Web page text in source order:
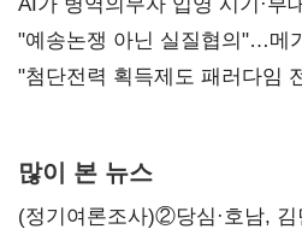
"예송논쟁 아닌 실질협의"…메
'노동유연화'
"첨단전력 획득제도 패러다임
많이 본 뉴스
(정기여론조사)②당심·호남,